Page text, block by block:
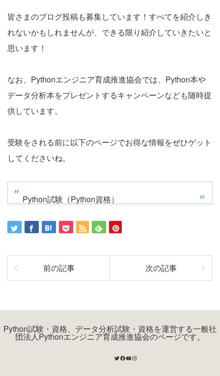
皆さまのブログ投稿も募集しています！すべてを紹介しき
れないかもしれませんが、できる限り紹介していきたいと
思います！
なお、Pythonエンジニア育成推進協会では、Python本や
データ分析本をプレゼントするキャンペーンなども随時提
供しています。
受験をされる前に以下のページでお得な情報をぜひゲット
してくださいね。
Python試験（Python資格）
前の記事 次の記事
Python試験・資格、データ分析試験・資格を運営する一般社
団法人Pythonエンジニア育成推進協会のページです。
Twitter
Facebook
YouTube
Instagram